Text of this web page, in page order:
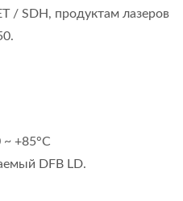
/ SDH, продуктам лазеров
+85°C
DFB LD.